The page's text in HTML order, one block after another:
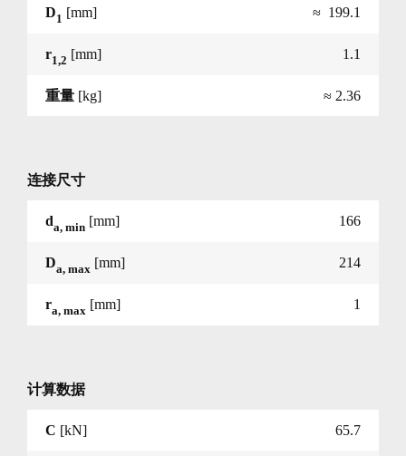
D1 [mm] ≈ 199.1
r1,2 [mm] 1.1
重量 [kg] ≈ 2.36
连接尺寸
da, min [mm] 166
Da, max [mm] 214
ra, max [mm] 1
计算数据
C [kN] 65.7